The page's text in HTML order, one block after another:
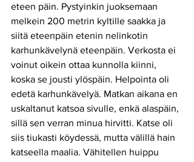
eteen päin. Pystyinkin juoksemaan
melkein 200 metrin kyltille saakka ja
siitä eteenpäin etenin nelinkotin
karhunkävelynä eteenpäin. Verkosta ei
voinut oikein ottaa kunnolla kiinni,
koska se jousti ylöspäin. Helpointa oli
edetä karhunkävelyä. Matkan aikana en
uskaltanut katsoa sivulle, enkä alaspäin,
sillä sen verran minua hirvitti. Katse oli
siis tiukasti köydessä, mutta välillä hain
katseella maalia. Vähitellen huippu